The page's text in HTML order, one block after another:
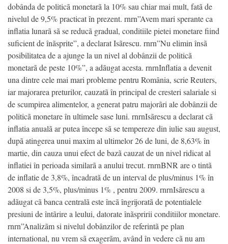
dobânda de politicã monetarã la 10% sau chiar mai mult, fatã de
nivelul de 9,5% practicat în prezent. rnrn”Avem mari sperante ca
inflatia lunarã sã se reducã gradual, conditiile pietei monetare fiind
suficient de înãsprite”, a declarat Isãrescu. rnrn”Nu elimin însã
posibilitatea de a ajunge la un nivel al dobânzii de politicã
monetarã de peste 10%”, a adãugat acesta. rnrnInflatia a devenit
una dintre cele mai mari probleme pentru România, scrie Reuters,
iar majorarea preturilor, cauzatã în principal de cresteri salariale si
de scumpirea alimentelor, a generat patru majorãri ale dobânzii de
politicã monetare în ultimele sase luni. rnrnIsãrescu a declarat cã
inflatia anualã ar putea începe sã se tempereze din iulie sau august,
dupã atingerea unui maxim al ultimelor 26 de luni, de 8,63% în
martie, din cauza unui efect de bazã cauzat de un nivel ridicat al
inflatiei în perioada similarã a anului trecut. rnrnBNR are o tintã
de inflatie de 3,8%, încadratã de un interval de plus/minus 1% în
2008 si de 3,5%, plus/minus 1% , pentru 2009. rnrnIsãrescu a
adãugat cã banca centralã este încã îngrijoratã de potentialele
presiuni de întãrire a leului, datorate înãspririi conditiilor monetare.
rnrn”Analizãm si nivelul dobânzilor de referintã pe plan
international, nu vrem sã exagerãm, având în vedere cã nu am